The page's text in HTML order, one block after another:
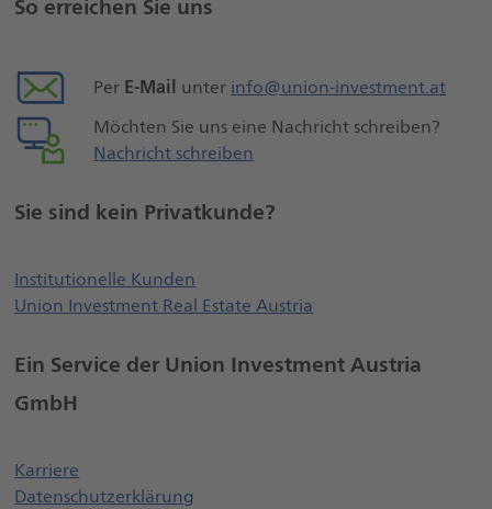
So erreichen Sie uns
Per E-Mail unter info@union-investment.at
Möchten Sie uns eine Nachricht schreiben?
Nachricht schreiben
Sie sind kein Privatkunde?
Institutionelle Kunden
Union Investment Real Estate Austria
Ein Service der Union Investment Austria
GmbH
Karriere
Datenschutzerklärung